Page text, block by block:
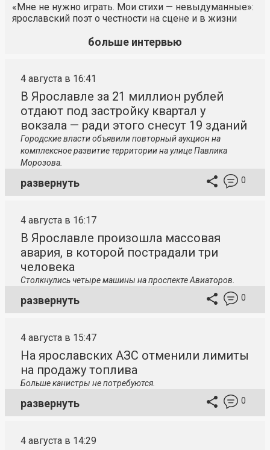
«Мне не нужно играть. Мои стихи — невыдуманные»:
ярославский поэт о честности на сцене и в жизни
больше интервью
4 августа в 16:41
В Ярославле за 21 миллион рублей
отдают под застройку квартал у
вокзала — ради этого снесут 19 зданий
Городские власти объявили повторный аукцион на
комплексное развитие территории на улице Павлика
Морозова.
развернуть 0
4 августа в 16:17
В Ярославле произошла массовая
авария, в которой пострадали три
человека
Столкнулись четыре машины на проспекте Авиаторов.
развернуть 0
4 августа в 15:47
На ярославских АЗС отменили лимиты
на продажу топлива
Больше канистры не потребуются.
развернуть 0
4 августа в 14:29